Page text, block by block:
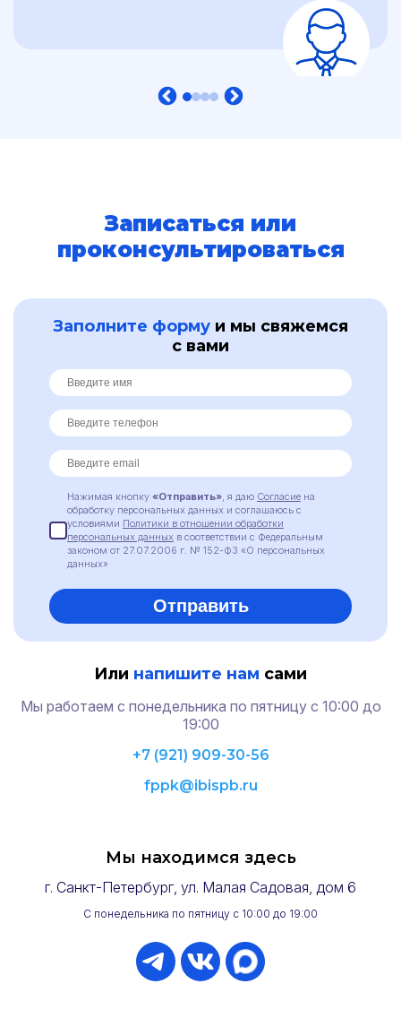
← →
Записаться или
проконсультироваться
Заполните форму и мы свяжемся
с вами
Нажимая кнопку «Отправить» , я даю Согласие на
обработку персональных данных и соглашаюсь с
условиями Политики в отношении обработки
персональных данных в соответствии с Федеральным
законом от 27.07.2006 г. № 152-ФЗ «О персональных
данных»
Или напишите нам сами
Мы работаем с понедельника по пятницу с 10:00 до
19:00
+7 (921) 909-30-56
fppk@ibispb.ru
Мы находимся здесь
г. Санкт-Петербург, ул. Малая Садовая, дом 6
С понедельника по пятницу с 10:00 до 19:00